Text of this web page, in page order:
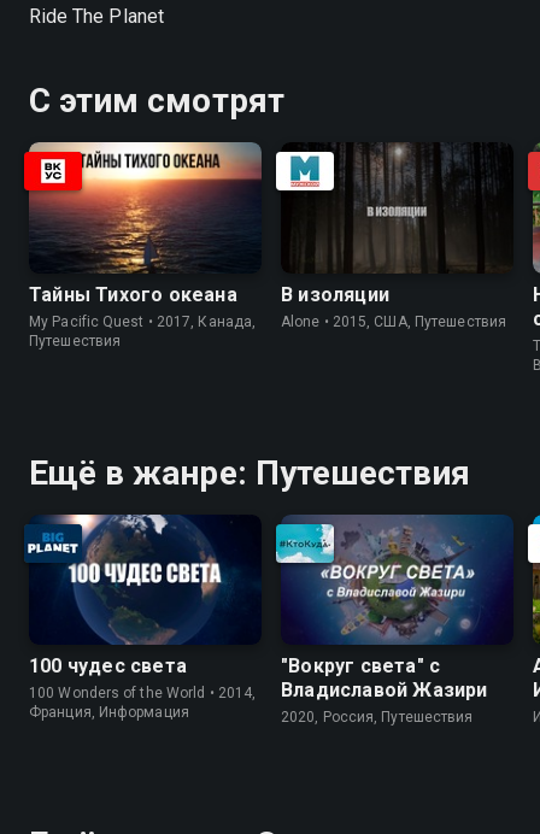
Ride The Planet
С этим смотрят
Тайны Тихого океана
My Pacific Quest • 2017, Канада,
Путешествия
В изоляции
Alone • 2015, США, Путешествия
Ещё в жанре: Путешествия
100 чудес света
100 Wonders of the World • 2014,
Франция, Информация
"Вокруг света" с
Владиславой Жазири
2020, Россия, Путешествия